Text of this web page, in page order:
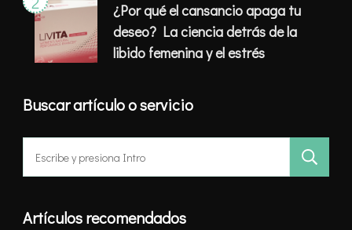
¿Por qué el cansancio apaga tu
deseo? La ciencia detrás de la
libido femenina y el estrés
Buscar artículo o servicio
Buscar:
Artículos recomendados